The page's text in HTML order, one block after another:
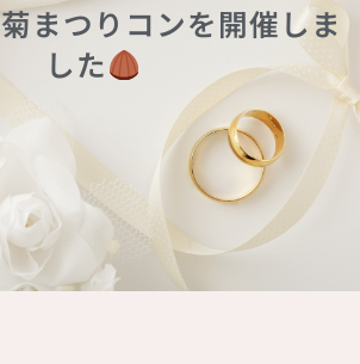
菊まつりコンを開催しま
した